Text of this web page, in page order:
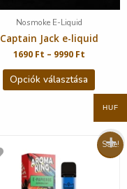
Nosmoke E-Liquid
Captain Jack e-liquid
1690 Ft – 9990 Ft
Opciók választása
Sale!
HUF